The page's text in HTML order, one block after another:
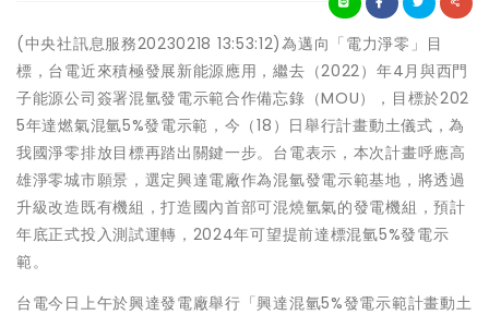
(中央社訊息服務20230218 13:53:12)為邁向「電力淨零」目
標，台電近來積極發展新能源應用，繼去（2022）年4月與西門
子能源公司簽署混氫發電示範合作備忘錄（MOU），目標於202
5年達燃氣混氫5%發電示範，今（18）日舉行計畫動土儀式，為
我國淨零排放目標再踏出關鍵一步。台電表示，本次計畫呼應高
雄淨零城市願景，選定興達電廠作為混氫發電示範基地，將透過
升級改造既有機組，打造國內首部可混燒氫氣的發電機組，預計
年底正式投入測試運轉，2024年可望提前達標混氫5%發電示
範。
台電今日上午於興達發電廠舉行「興達混氫5%發電示範計畫動土